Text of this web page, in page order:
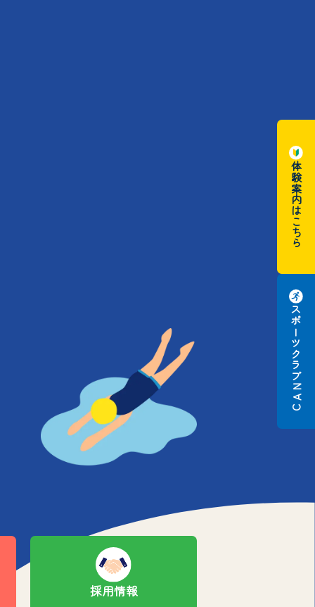
採用情報
体験案内はこちら
スポーツクラブ
N
A
C